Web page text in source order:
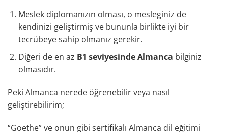
Meslek diplomanızın olması, o mesleginiz de
kendinizi geliştirmiş ve bununla birlikte iyi bir
tecrübeye sahip olmanız gerekir.
Diğeri de en az B1 seviyesinde Almanca bilginiz
olmasıdır.
Peki Almanca nerede öğrenebilir veya nasıl
geliştirebilirim;
“Goethe” ve onun gibi sertifikalı Almanca dil eğitimi